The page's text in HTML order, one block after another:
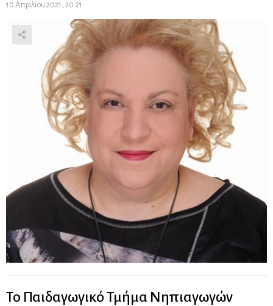
10 Απριλίου 2021, 20:21
Το Παιδαγωγικό Τμήμα Νηπιαγωγών